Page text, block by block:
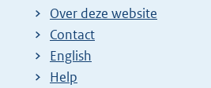
Over deze website
Contact
English
Help